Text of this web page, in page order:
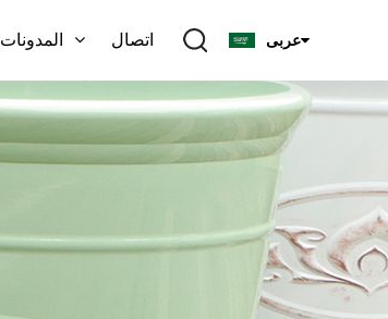
المدونات اتصال عربى